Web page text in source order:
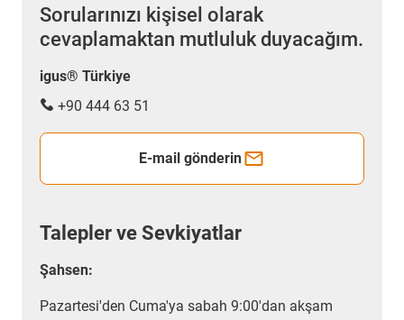
Sorularınızı kişisel olarak
cevaplamaktan mutluluk duyacağım.
igus® Türkiye
+90 444 63 51
E-mail gönderin
Talepler ve Sevkiyatlar
Şahsen:
Pazartesi'den Cuma'ya sabah 9:00'dan akşam